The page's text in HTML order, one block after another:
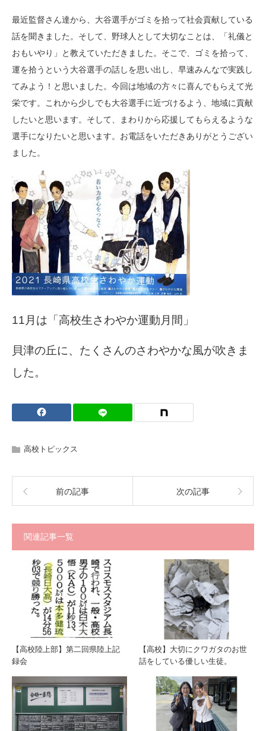
最近監督さん達から、大谷選手がゴミを拾って社会貢献している
話を聞きました。そして、野球人として大切なことは、「礼儀と
おもいやり」と教えていただきました。そこで、ゴミを拾って、
運を拾うという大谷選手の話しを思い出し、早速みんなで実践し
てみよう！と思いました。今回は地域の方々に喜んでもらえて光
栄です。これから少しでも大谷選手に近づけるよう、地域に貢献
したいと思います。そして、まわりから応援してもらえるような
選手になりたいと思います。お電話をいただきありがとうござい
ました。
11月は「高校生さわやか運動月間」
貝津の丘に、たくさんのさわやかな風が吹きま
した。
高校トピックス
前の記事 次の記事
関連記事一覧
【高校陸上部】第二回県陸上記
録会
【高校】大切にクワガタのお世
話をしている優しい生徒。